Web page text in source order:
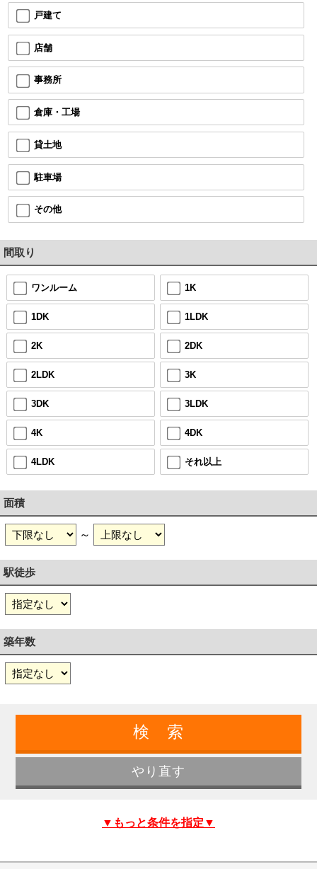
戸建て
店舗
事務所
倉庫・工場
貸土地
駐車場
その他
間取り
ワンルーム 1K
1DK 1LDK
2K 2DK
2LDK 3K
3DK 3LDK
4K 4DK
4LDK それ以上
面積
～
駅徒歩
築年数
▼もっと条件を指定▼